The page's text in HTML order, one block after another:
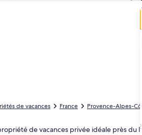
2
de vacances France Provence-Alpes-
de vacances privée idéale près